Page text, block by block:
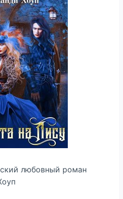
любовный роман